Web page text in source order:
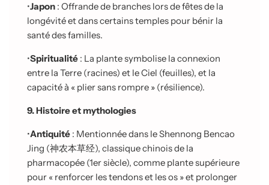
•Japon : Offrande de branches lors de fêtes de la
longévité et dans certains temples pour bénir la
santé des familles.
•Spiritualité : La plante symbolise la connexion
entre la Terre (racines) et le Ciel (feuilles), et la
capacité à « plier sans rompre » (résilience).
9. Histoire et mythologies
•Antiquité : Mentionnée dans le Shennong Bencao
Jing (神农本草经), classique chinois de la
pharmacopée (1er siècle), comme plante supérieure
pour « renforcer lestendons et les os » et prolonger